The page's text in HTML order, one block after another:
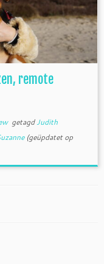
remote
getagdJudith
(geüpdatet op